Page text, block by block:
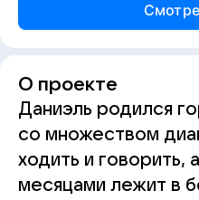
О проекте
Даниэль родился
со множеством
ходить и говорить,
месяцами лежит в